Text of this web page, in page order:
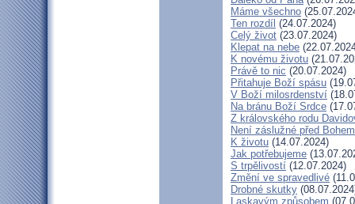
Máme všechno
Ten rozdíl (24.07.2024)
Celý život (23.07.2024)
Klepat na nebe
K novému životu
Právě to nic (20.07.2024)
Přitahuje Boží spásu
V Boží milosrdenství
Na bránu Boží Srdce
Z královského rodu
Není záslužné před Bohem
K životu (14.07.2024)
Jak potřebujeme
S trpělivostí (12.07.2024)
Změní ve spravedlivé
Drobné skutky
Laskavým způsobem